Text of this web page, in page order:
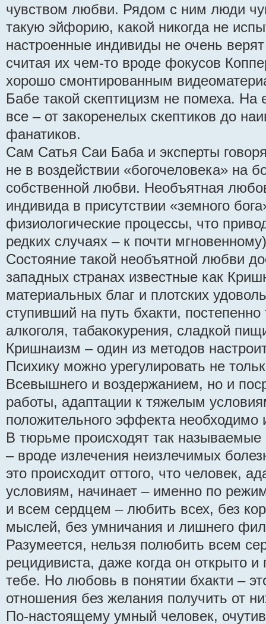
чувством любви. Рядом с ним люди
такую эйфорию, какой никогда не
настроенные индивиды не очень
считая их чем-то вроде фокусов
хорошо смонтированным
Бабе такой скептицизм не помеха. На
все – от закоренелых скептиков до
фанатиков.
Сам Сатья Саи Баба и эксперты
не в воздействии «богочеловека» на
собственной любви. Необъятная
индивида в присутствии «земного
физиологические процессы, что
редких случаях – к почти
Состояние такой необъятной любви
западных странах известные как
материальных благ и плотских
ступивший на путь бхакти, постепенно
алкоголя, табакокурения, сладкой
Кришнаизм – один из методов
Психику можно урегулировать не
Всевышнего и воздержанием, но и
работы, адаптации к тяжелым
положительного эффекта необходимо
В тюрьме происходят так называемые
– вроде излечения неизлечимых
это происходит оттого, что человек,
условиям, начинает – именно по
и всем сердцем – любить всех, без
мыслей, без умничания и лишнего
Разумеется, нельзя полюбить всем
рецидивиста, даже когда он открыто и
тебе. Но любовь в понятии бхакти –
отношения без желания получить от
По-настоящему умный человек,